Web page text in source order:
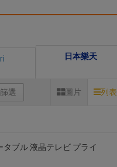
日本樂天
篩選 圖片 列表
ブル 液晶テレビ プライ